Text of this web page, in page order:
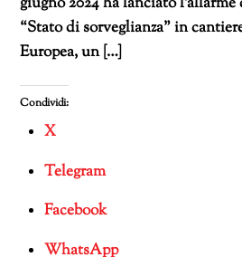
“Stato di sorveglianza” in
Europea, un […]
Condividi:
X
Telegram
Facebook
WhatsApp